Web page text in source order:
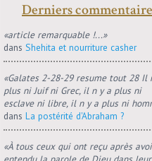
Derniers
«article remarquable !...»
dans Shehita et nourriture casher
«Galates 2-28-29 resume tout 28 Il
plus ni Juif ni Grec, il n y a plus ni
esclave ni libre, il n y a plus ni
dans La postérité d'Abraham ?
«À tous ceux qui ont reçu après